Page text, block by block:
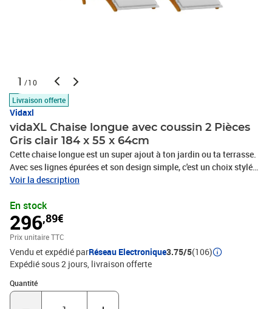
1 /10
Livraison offerte
Vidaxl
vidaXL Chaise longue avec coussin 2 Pièces
Gris clair 184 x 55 x 64cm
Cette chaise longue est un super ajout à ton jardin ou ta terrasse.
Avec ses lignes épurées et son design simple, c'est un choix stylé
pour ceux qui aiment les bons looks et la fonctionnalité. Le dossier
relaxer, que tu sois en mode bronzage, lecture ou chill. Bois
d'Acacia Massif : Cette chaise longue est en bois d'acacia massif
de premier choix, super durable et résistant à l'extérieur. Le grain
naturel lui donne une touche chic et elle va encaisser les
différentes conditions climatiques sans souci.Dossier Ajustable :
Fait pour un confort optimal, le dossier ajustable t'aide à
personnaliser ta position. Que tu bronzes, lises ou fasses une
sieste, cette fonctionnalité te donne le soutien qu'il te faut pour un
Voir la description
En stock
296,89€
Prix unitaire TTC
Vendu et expédié parRéseau Electronique3.75/5(106)
Expédié sous 2 jours livraison offerte
Quantité
Quantité : 1